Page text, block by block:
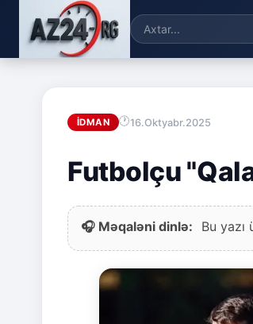
İDMAN 16.Oktyabr.2025
Futbolçu
🎧 Məqaləni dinlə: Bu yazı